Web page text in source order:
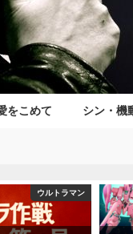
をこめて シン・機
ウルトラマン